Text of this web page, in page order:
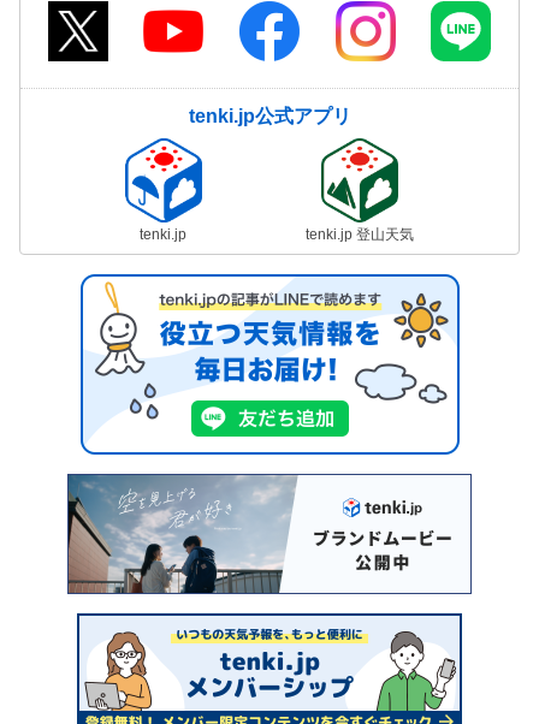
tenki.jp公式アプリ
tenki.jp tenki.jp 登山天気